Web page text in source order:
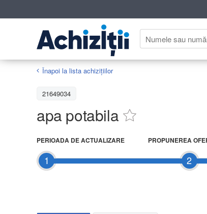
Înapoi la lista achiziţiilor
21649034
apa potabila
1
PERIOADA DE ACTUALIZARE
2
PROPUNEREA